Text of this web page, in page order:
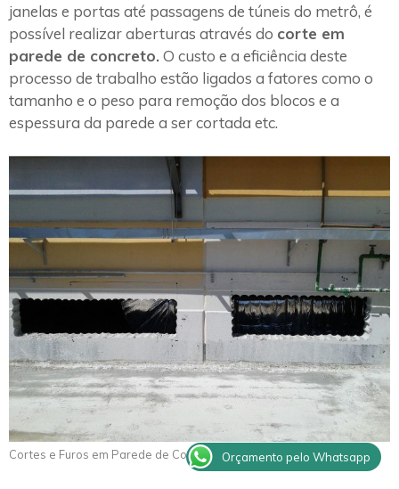
janelas e portas até passagens de túneis do metrô, é
possível realizar aberturas através do corte em
parede de concreto. O custo e a eficiência deste
processo de trabalho estão ligados a fatores como o
tamanho e o peso para remoção dos blocos e a
espessura da parede a ser cortada etc.
Cortes e Furos em Parede de Concreto NantesOrçamento pelo Whatsapp